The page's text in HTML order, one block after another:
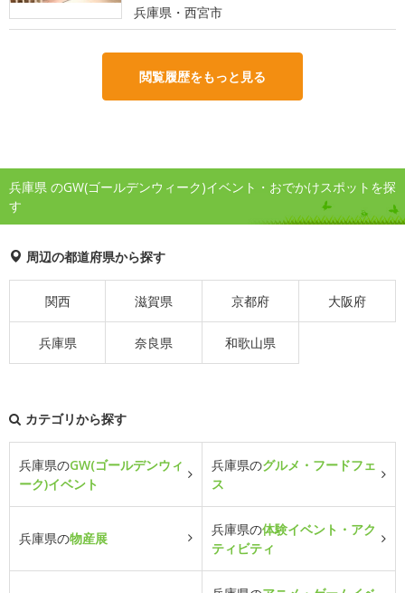
兵庫県・西宮市
閲覧履歴をもっと見る
兵庫県 のGW(ゴールデンウィーク)イベント・おでかけスポットを探
す
周辺の都道府県から探す
関西 滋賀県 京都府 大阪府
兵庫県 奈良県 和歌山県
カテゴリから探す
兵庫県のGW(ゴールデンウィ
ーク)イベント
兵庫県のグルメ・フードフェ
ス
兵庫県の物産展
兵庫県の体験イベント・アク
ティビティ